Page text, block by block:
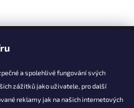
a spolehlivé fungování svých
zážitků jako uživatele, pro další
reklamy jak na našich internetových